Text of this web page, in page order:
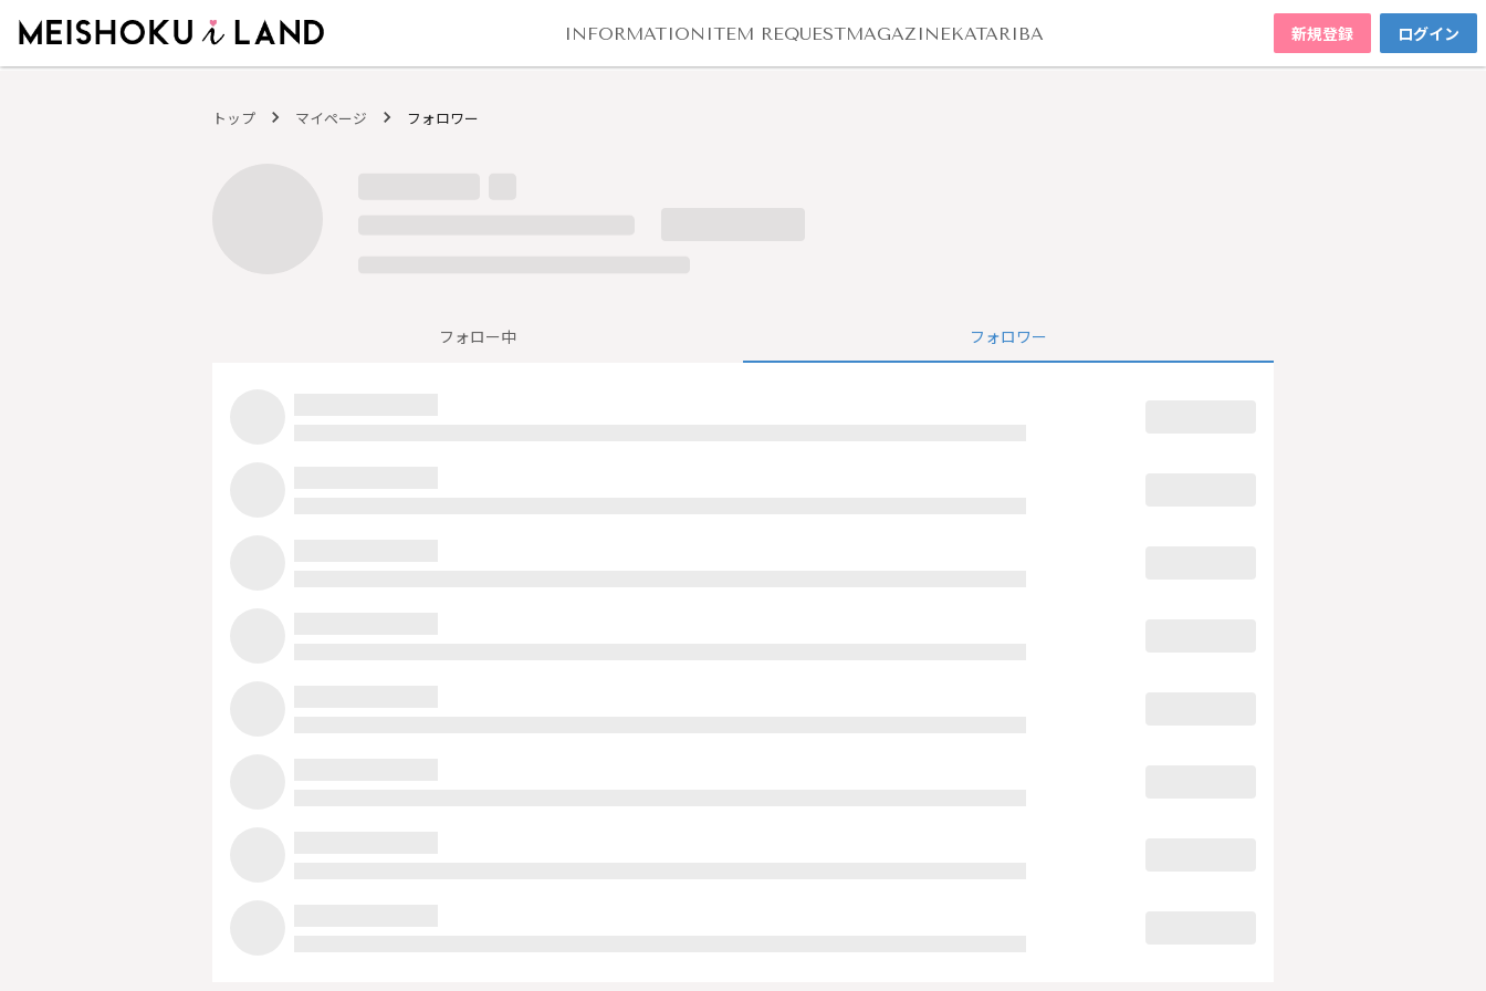
INFORMATION ITEM REQUESTMAGAZINEKATARIBA 新規登録 ログイン
トップ マイページ フォロワー
フォロー中 フォロワー